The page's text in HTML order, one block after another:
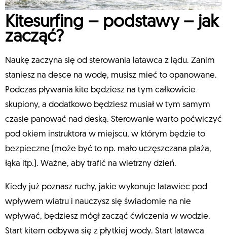
Kitesurfing – podstawy – jak
zacząć?
Naukę zaczyna się od sterowania latawca z lądu. Zanim
staniesz na desce na wodę, musisz mieć to opanowane.
Podczas pływania kite będziesz na tym całkowicie
skupiony, a dodatkowo będziesz musiał w tym samym
czasie panować nad deską. Sterowanie warto poćwiczyć
pod okiem instruktora w miejscu, w którym będzie to
bezpieczne (może być to np. mało uczęszczana plaża,
łąka itp.). Ważne, aby trafić na wietrzny dzień.
Kiedy już poznasz ruchy, jakie wykonuje latawiec pod
wpływem wiatru i nauczysz się świadomie na nie
wpływać, będziesz mógł zacząć ćwiczenia w wodzie.
Start kitem odbywa się z płytkiej wody. Start latawca